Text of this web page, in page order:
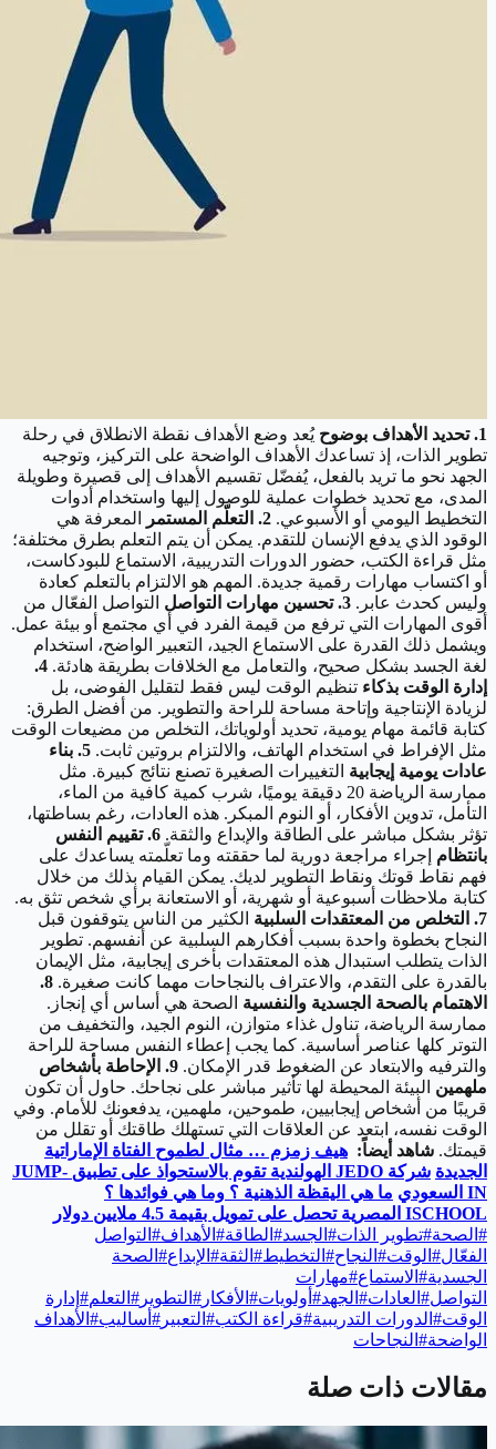
1. تحديد الأهداف بوضوح
يُعد وضع الأهداف نقطة الانطلاق في رحلة
تطوير الذات، إذ تساعدك الأهداف الواضحة على التركيز، وتوجيه
الجهد نحو ما تريد بالفعل، يُفضّل تقسيم الأهداف إلى قصيرة وطويلة
المدى، مع تحديد خطوات عملية للوصول إليها واستخدام أدوات
التخطيط اليومي أو الأسبوعي. 2. التعلّم المستمر
المعرفة هي
الوقود الذي يدفع الإنسان للتقدم. يمكن أن يتم التعلم بطرق مختلفة؛
مثل قراءة الكتب، حضور الدورات التدريبية، الاستماع للبودكاست،
أو اكتساب مهارات رقمية جديدة. المهم هو الالتزام بالتعلم كعادة
وليس كحدث عابر. 3. تحسين مهارات التواصل
التواصل الفعّال من
أقوى المهارات التي ترفع من قيمة الفرد في أي مجتمع أو بيئة عمل.
ويشمل ذلك القدرة على الاستماع الجيد، التعبير الواضح، استخدام
لغة الجسد بشكل صحيح، والتعامل مع الخلافات بطريقة هادئة.
4.
إدارة الوقت بذكاء تنظيم الوقت ليس فقط لتقليل الفوضى، بل
لزيادة الإنتاجية وإتاحة مساحة للراحة والتطوير. من أفضل الطرق:
كتابة قائمة مهام يومية، تحديد أولوياتك، التخلص من مضيعات الوقت
مثل الإفراط في استخدام الهاتف، والالتزام بروتين ثابت.
5. بناء
عادات يومية إيجابية التغييرات الصغيرة تصنع نتائج كبيرة. مثل
ممارسة الرياضة 20 دقيقة يوميًا، شرب كمية كافية من الماء،
التأمل، تدوين الأفكار، أو النوم المبكر. هذه العادات، رغم بساطتها،
تؤثر بشكل مباشر على الطاقة والإبداع والثقة.
6. تقييم النفس
بانتظام إجراء مراجعة دورية لما حققته وما تعلّمته يساعدك على
فهم نقاط قوتك ونقاط التطوير لديك. يمكن القيام بذلك من خلال
كتابة ملاحظات أسبوعية أو شهرية، أو الاستعانة برأي شخص تثق به.
7. التخلص من المعتقدات السلبية
الكثير من الناس يتوقفون قبل
النجاح بخطوة واحدة بسبب أفكارهم السلبية عن أنفسهم. تطوير
الذات يتطلب استبدال هذه المعتقدات بأخرى إيجابية، مثل الإيمان
بالقدرة على التقدم، والاعتراف بالنجاحات مهما كانت صغيرة.
8.
الاهتمام بالصحة الجسدية والنفسية الصحة هي أساس أي إنجاز.
ممارسة الرياضة، تناول غذاء متوازن، النوم الجيد، والتخفيف من
التوتر كلها عناصر أساسية. كما يجب إعطاء النفس مساحة للراحة
والترفيه والابتعاد عن الضغوط قدر الإمكان.
9. الإحاطة بأشخاص
ملهمين البيئة المحيطة لها تأثير مباشر على نجاحك. حاول أن تكون
قريبًا من أشخاص إيجابيين، طموحين، ملهمين، يدفعونك للأمام. وفي
الوقت نفسه، ابتعد عن العلاقات التي تستهلك طاقتك أو تقلل من
قيمتك. شاهد أيضاً: هيف زمزم … مثال لطموح الفتاة الإماراتية
الجديدة شركة الهولندية تقوم بالاستحواذ على تطبيق JUMP-
IN السعودي ما هي اليقظة الذهنية ؟ وما هي فوائدها ؟
ISCHOOL المصرية تحصل على تمويل بقيمة 4.5 ملايين دولار
# الصحة#تطوير الذات# الجسد# الطاقة# الأهداف# التواصل
الفعّال# الوقت# النجاح# التخطيط# الثقة# الإبداع# الصحة
الجسدية# الاستماع#مهارات
التواصل# العادات# الجهد# أولويات# الأفكار # التطوير # التعلم# إدارة
الوقت# الدورات التدريبية#قراءة الكتب# التعبير # أساليب# الأهداف
الواضحة# النجاحات
مقالات ذات صلة